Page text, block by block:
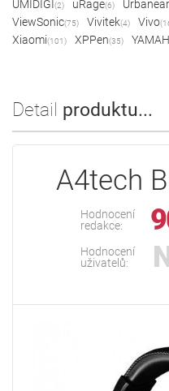
UMIDIGI(2) uRage(6)
ViewSonic(75) Vivitek(4) Vivo
Xiaomi(101) XPPen(35)
Detail produktu...
A4tech
Hodnocení
redakce:
Hodnocení
uživatelů: